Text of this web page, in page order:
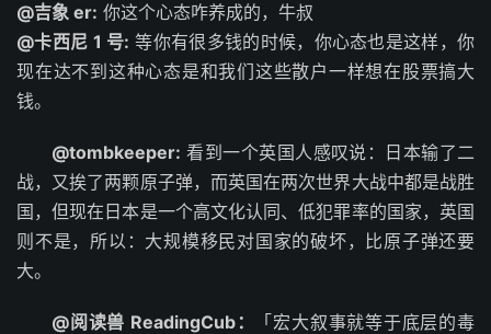
@吉象 er: 你这个心态咋养成的，牛叔
@卡西尼 1 号: 等你有很多钱的时候，你心态也是这样，你
现在达不到这种心态是和我们这些散户一样想在股票搞大
钱。
@tombkeeper: 看到一个英国人感叹说：日本输了二
战，又挨了两颗原子弹，而英国在两次世界大战中都是战胜
国，但现在日本是一个高文化认同、低犯罪率的国家，英国
则不是，所以：大规模移民对国家的破坏，比原子弹还要
大。
@阅读兽 ReadingCub：
「宏大叙事就等于底层的毒